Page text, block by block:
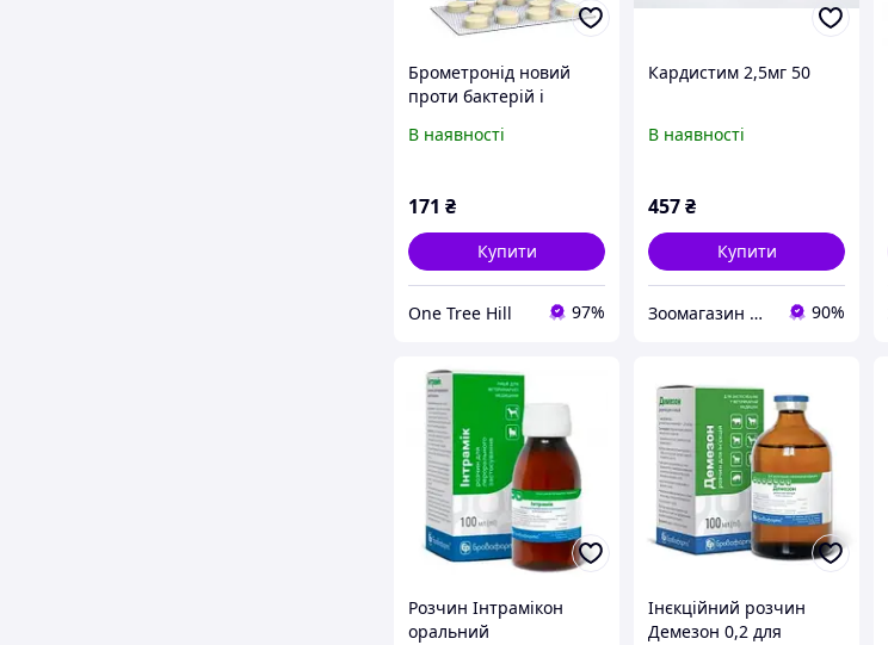
Брометронід новий
проти бактерій і
Брометронід новий
В наявності
171 ₴
Купити
One Tree Hill 97%
Кардистим 2,5мг 50
В наявності
457₴
Купити
Зоомагазин Фауна 90%
Розчин Інтрамікон
оральний
Інєкційний розчин
Демезон 0,2 для